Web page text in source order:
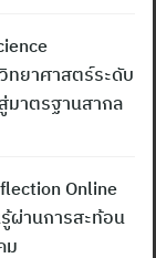
ทยาศาสตร์ระดับ
มาตรฐานสากล
Online
ผ่านการสะท้อน
ม